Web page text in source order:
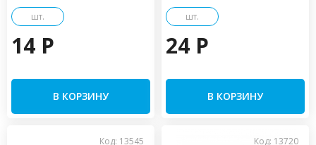
шт.
14 P
В КОРЗИНУ
шт.
24 P
В КОРЗИНУ
Код: 13545 Код: 13720